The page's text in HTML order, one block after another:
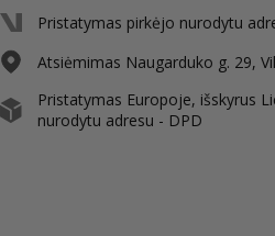
Pristatymas pirkėjo nurodytu
Atsiėmimas Naugarduko g. 29,
Pristatymas Europoje, išskyrus
nurodytu adresu - DPD